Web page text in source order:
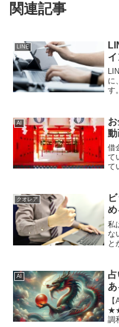
関連記事
LINE
に
す
ト
AI
動
借
て
て
な
う
クオレア
め
私
な
と
ボ
AI
調